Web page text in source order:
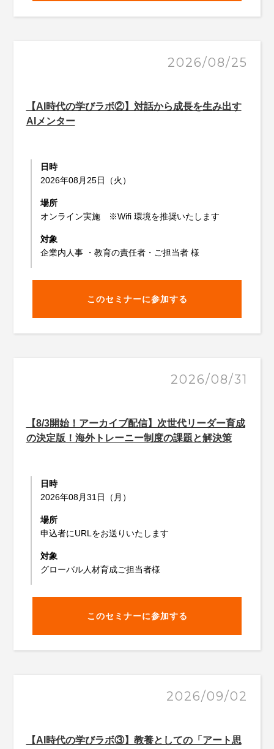
2026/08/25
【AI時代の学びラボ②】対話から成長を生み出す
AIメンター
日時
2026年08月25日（火）
場所
オンライン実施 ※Wifi 環境を推奨いたします
対象
企業内人事 ・教育の責任者・ご担当者 様
このセミナーに参加する
2026/08/31
【8/3開始！アーカイブ配信】次世代リーダー育成
の決定版！海外トレーニー制度の課題と解決策
日時
2026年08月31日（月）
場所
申込者にURLをお送りいたします
対象
グローバル人材育成ご担当者様
このセミナーに参加する
2026/09/02
【AI時代の学びラボ③】教養としての「アート思